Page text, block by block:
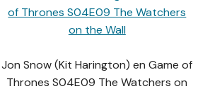
Jon Snow (Kit Harington) en Game of
Thrones S04E09 The Watchers on